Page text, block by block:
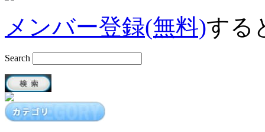
メンバー登録(無料)する
Search